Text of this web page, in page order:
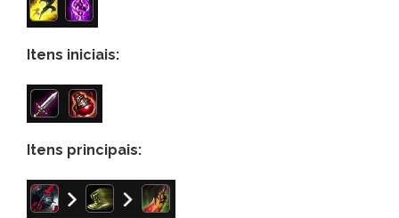
Itens iniciais:
Itens principais: